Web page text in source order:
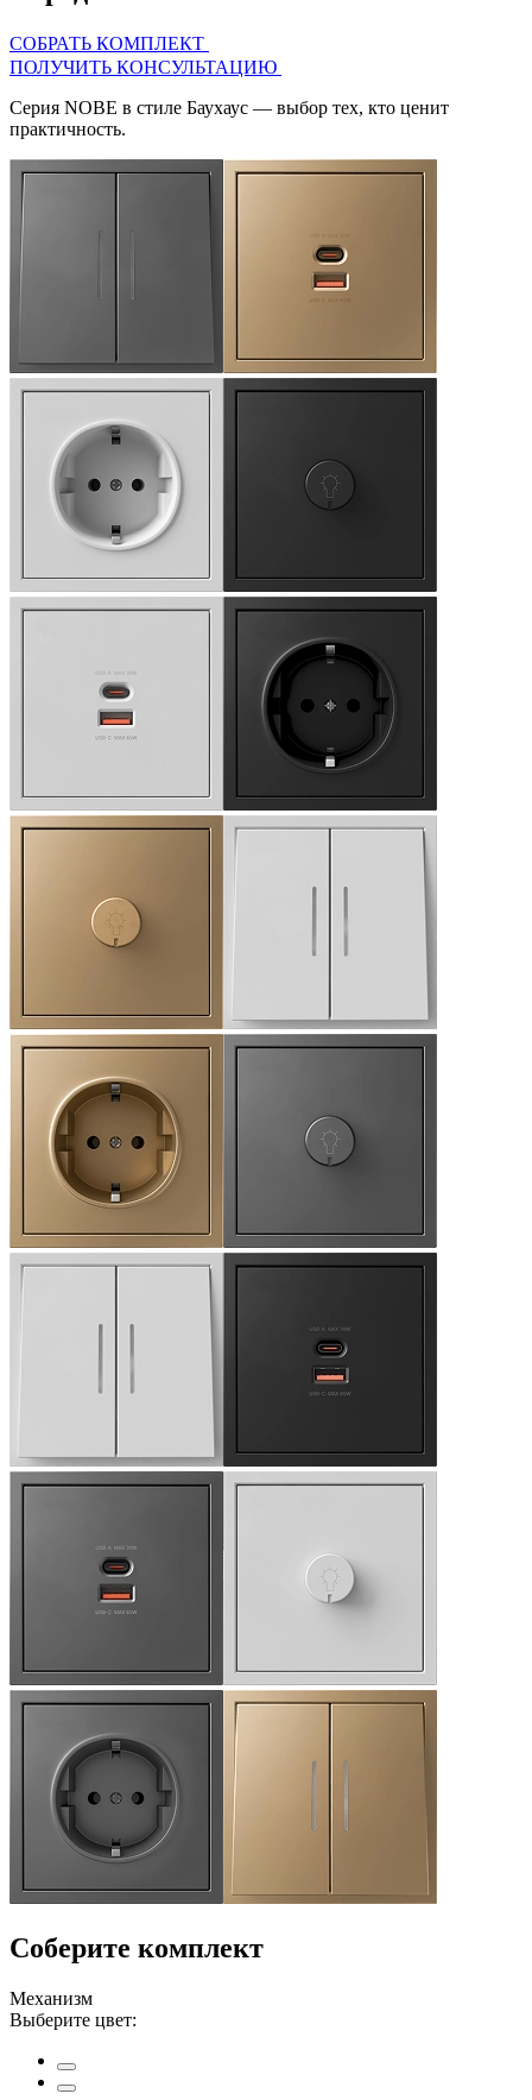
СОБРАТЬ КОМПЛЕКТ
ПОЛУЧИТЬ КОНСУЛЬТАЦИЮ
Серия NOBE в стиле Баухаус — выбор тех, кто ценит
практичность.
Соберите комплект
Механизм
Выберите цвет: